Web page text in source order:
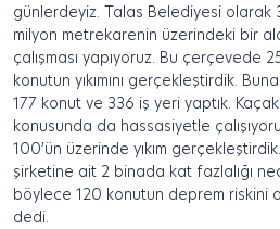
günlerdeyiz. Talas Belediyesi olarak
milyon metrekarenin üzerindeki bir
çalışması yapıyoruz. Bu çerçevede
konutun yıkımını gerçekleştirdik.
177 konut ve 336 iş yeri yaptık.
konusunda da hassasiyetle
100’ün üzerinde yıkım
şirketine ait 2 binada kat fazlalığı
böylece 120 konutun deprem riskini
dedi.